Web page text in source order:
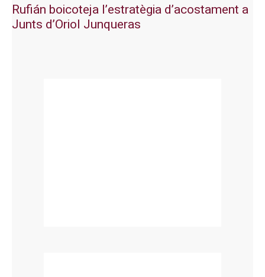
Rufián boicoteja l’estratègia d’acostament a
Junts d’Oriol Junqueras